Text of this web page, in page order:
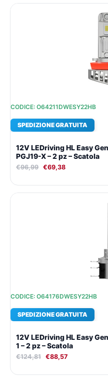
CODICE: O64211DWESY22HB
SPEDIZIONE GRATUITA
12V LEDriving HL Easy
PGJ19-X – 2 pz – Scatola
€96,99 €69,38
CODICE: O64176DWESY22HB
SPEDIZIONE GRATUITA
12V LEDriving HL Easy
1 – 2 pz – Scatola
€124,81 €88,57